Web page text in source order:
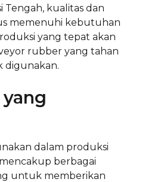
Tengah, kualitas dan
memenuhi kebutuhan
yang tepat akan
rubber yang tahan
digunakan.
dalam produksi
berbagai
untuk memberikan